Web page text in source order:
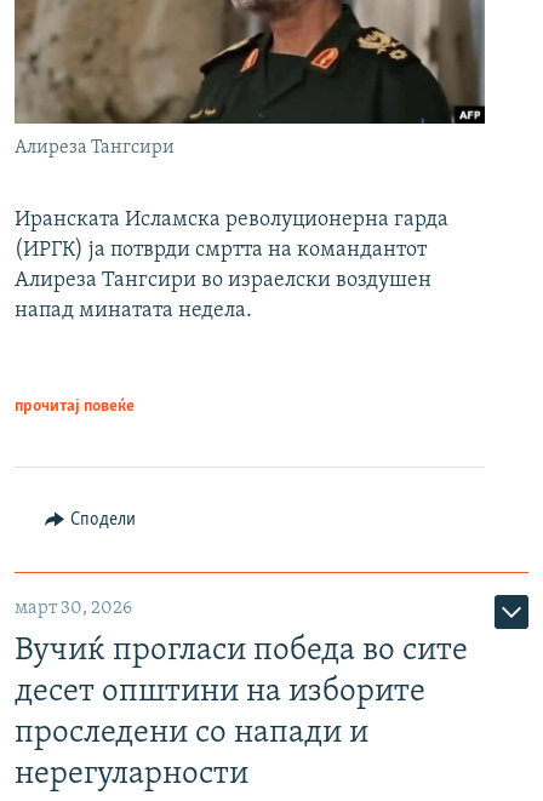
Алиреза Тангсири
Иранската Исламска револуционерна гарда
(ИРГК) ја потврди смртта на командантот
Алиреза Тангсири во израелски воздушен
напад минатата недела.
прочитај повеќе
Сподели
март 30, 2026
Вучиќ прогласи победа во сите
десет општини на изборите
проследени со напади и
нерегуларности